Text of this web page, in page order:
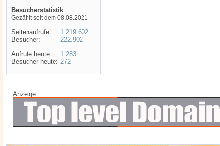
Besucherstatistik
Gezählt seit dem 08.08.2021
Seitenaufrufe:
Besucher:
Aufrufe heute:
Besucher heute:
1.219.602
222.902
1.283
272
Anzeige